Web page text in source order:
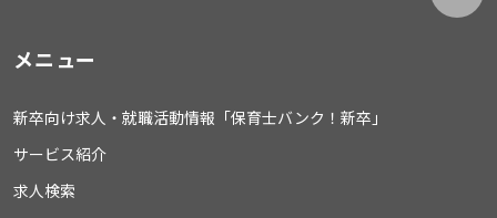
メニュー
新卒向け求人・就職活動情報「保育士バンク！新卒」
サービス紹介
求人検索